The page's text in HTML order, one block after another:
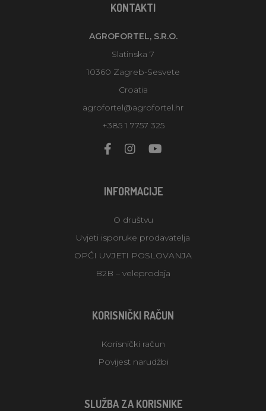
KONTAKTI
AGROFORTEL, S.R.O.
Slatinska 7
10360 Zagreb-Sesvete
Croatia
agrofortel@agrofortel.hr
+385 1 7757 325
INFORMACIJE
O društvu
Uvjeti isporuke prodavatelja
OPĆI UVJETI POSLOVANJA
B2B – veleprodaja
KORISNIČKI RAČUN
Korisnički račun
Povijest narudžbi
SLUŽBA ZA KORISNIKE